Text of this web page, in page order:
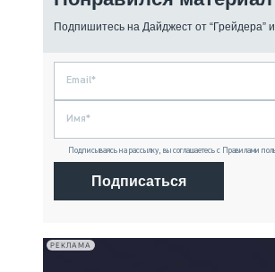
Подпишитесь на Дайджест от “Грейдера”
Подписываясь на рассылку, вы соглашаетесь с Правилами
Подписаться
РЕКЛАМА